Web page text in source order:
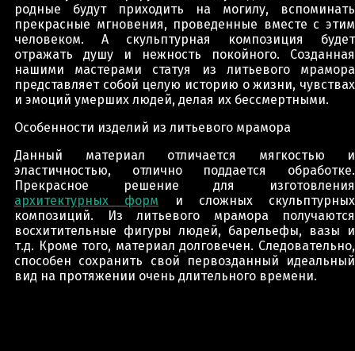
родные будут приходить на могилу, вспоминать
прекрасные мгновения, проведенные вместе с этим
человеком. А скульптурная композиция будет
отражать душу и нежность покойного. Созданная
нашими мастерами статуя из литьевого мрамора
представляет собой целую историю о жизни, чувствах
и эмоций умерших людей, делая их бессмертными.
Особенности изделий из литьевого мрамора
Данный материал отличается мягкостью и
эластичностью, отлично поддается обработке.
Прекрасное решение для изготовления
архитектурных форм и сложных скульптурных
композиций. Из литьевого мрамора получаются
восхитительные фигуры людей, барельефы, вазы и
т.д. Кроме того, материал долговечен. Следовательно,
способен сохранить свой первозданный идеальный
вид на протяжении очень длительного времени.